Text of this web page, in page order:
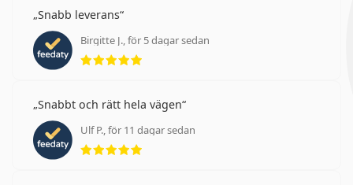
Snabb leverans
Birgitte J., för 5 dagar sedan
Betyg 5 av 5
Snabbt och rätt hela vägen
Ulf P., för 11 dagar sedan
Betyg 5 av 5